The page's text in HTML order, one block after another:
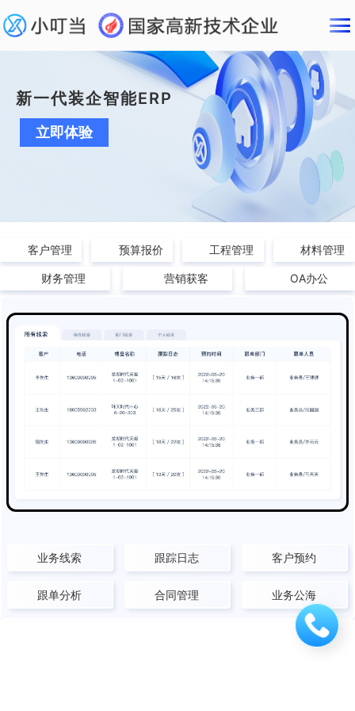
新一代装企智能ERP
立即体验
客户管理 预算报价 工程管理 材料管理
财务管理 营销获客 OA办公
业务线索 跟踪日志 客户预约
跟单分析 合同管理 业务公海